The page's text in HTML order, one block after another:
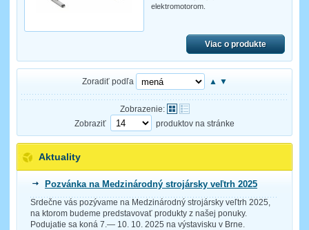
elektromotorom.
Viac o produkte
Zoradiť podľa ▲ ▼
Zobrazenie:
Zobraziť
produktov na stránke
Aktuality
Pozvánka na Medzinárodný strojársky veľtrh 2025
Srdečne vás pozývame na Medzinárodný strojársky veľtrh 2025,
na ktorom budeme predstavovať produkty z našej ponuky.
Podujatie sa koná 7.— 10. 10. 2025 na výstavisku v Brne.